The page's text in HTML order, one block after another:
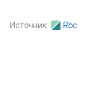
Источник Rbc